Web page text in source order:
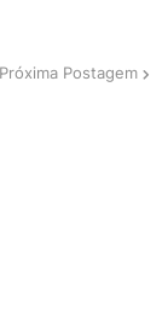
Próxima Postagem